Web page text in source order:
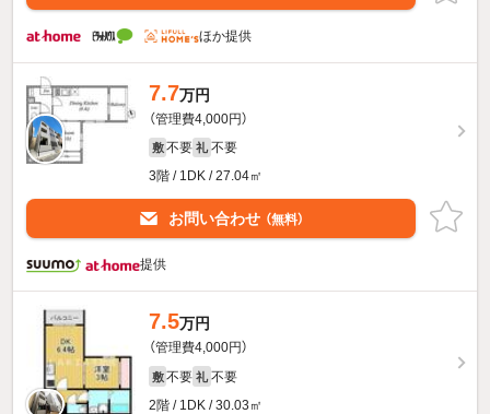
ほか提供
7.7万円
（管理費4,000円）
敷 不要 礼 不要
3階 / 1DK / 27.04㎡
お問い合わせ （無料）
提供
7.5万円
（管理費4,000円）
敷 不要 礼 不要
2階 / 1DK / 30.03㎡